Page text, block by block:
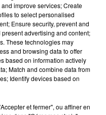
improve services; Create
to select personalised
Ensure security, prevent and
advertising and content;
These technologies may
and browsing data to offer
based on information actively
Match and combine data from
Identify devices based on
et fermer", ou affiner en